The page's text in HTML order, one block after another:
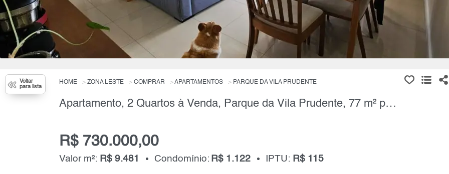
Voltar
para lista
HOME ZONA LESTE COMPRAR APARTAMENTOS PARQUE DA VILA PRUDENTE
Apartamento, 2 Quartos à Venda, Parque da Vila Prudente, 77 m² por R$ 730.000,00
R$ 730.000,00
Valor m²: R$ 9.481 Condomínio: R$ 1.122 IPTU: R$ 115